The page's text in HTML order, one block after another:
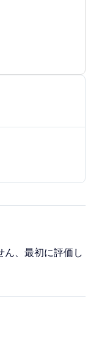
ん、最初に評価し